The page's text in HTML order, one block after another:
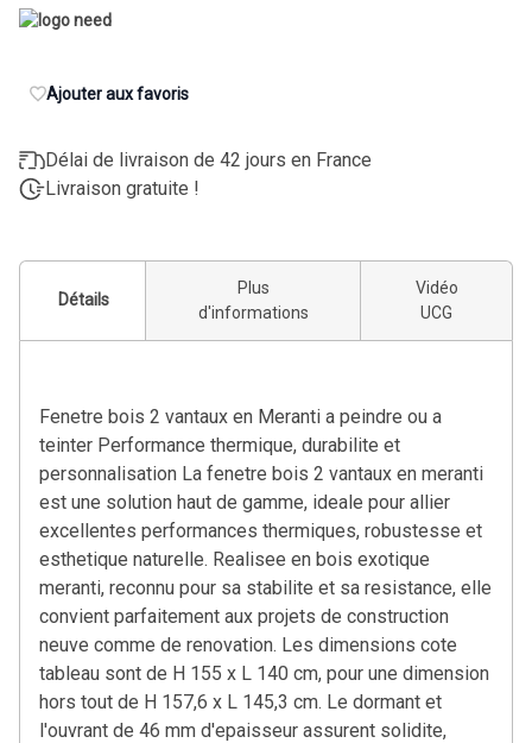
Ajouter aux favoris
Délai de livraison de 42 jours en France
Livraison gratuite !
Détails
Plus
d'informations
Vidéo
UCG
Fenetre bois 2 vantaux en Meranti a peindre ou a
teinter Performance thermique, durabilite et
personnalisation La fenetre bois 2 vantaux en meranti
est une solution haut de gamme, ideale pour allier
excellentes performances thermiques, robustesse et
esthetique naturelle. Realisee en bois exotique
meranti, reconnu pour sa stabilite et sa resistance, elle
convient parfaitement aux projets de construction
neuve comme de renovation. Les dimensions cote
tableau sont de H 155 x L 140 cm, pour une dimension
hors tout de H 157,6 x L 145,3 cm. Le dormant et
l'ouvrant de 46 mm d'epaisseur assurent solidite,